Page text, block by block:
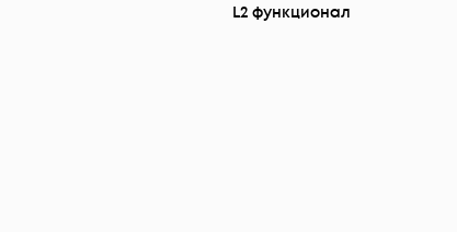
L2 функционал